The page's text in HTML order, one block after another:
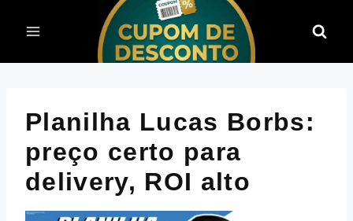
para
o
Planilha Lucas Borbs:
preço certo para
delivery, ROI alto